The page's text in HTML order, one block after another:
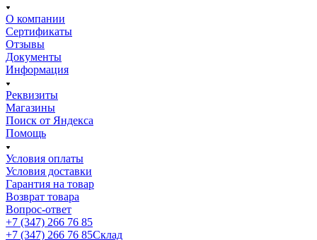
О компании
Сертификаты
Отзывы
Документы
Информация
Реквизиты
Магазины
Поиск от Яндекса
Помощь
Условия оплаты
Условия доставки
Гарантия на товар
Возврат товара
Вопрос-ответ
+7 (347) 266 76 85
+7 (347) 266 76 85Склад